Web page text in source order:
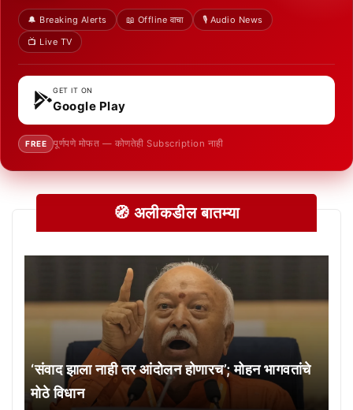
🔔 Breaking Alerts 📖 Offline वाचा
🎙️ Audio News
📺 Live TV
GET IT ON
Google Play
FREE पूर्णपणे मोफत — कोणतेही Subscription नाही
🧭 अलीकडील बातम्या
‘संवाद झाला नाही तर आंदोलन होणारच’; मोहन भागवतांचे
मोठे विधान